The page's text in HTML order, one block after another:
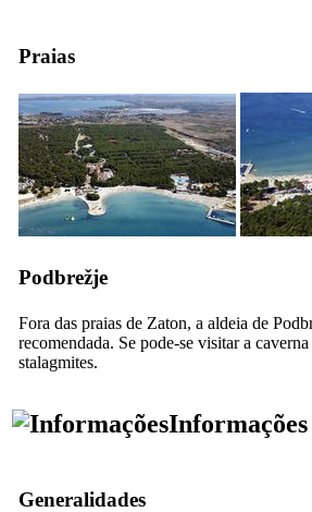
Praias
Podbrežje
Fora das praias de Zaton, a aldeia de
recomendada. Se pode-se visitar a
stalagmites.
Generalidades